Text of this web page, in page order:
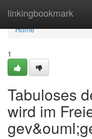
linkingbookmark
Home
Home
1
Tabuloses
wird im